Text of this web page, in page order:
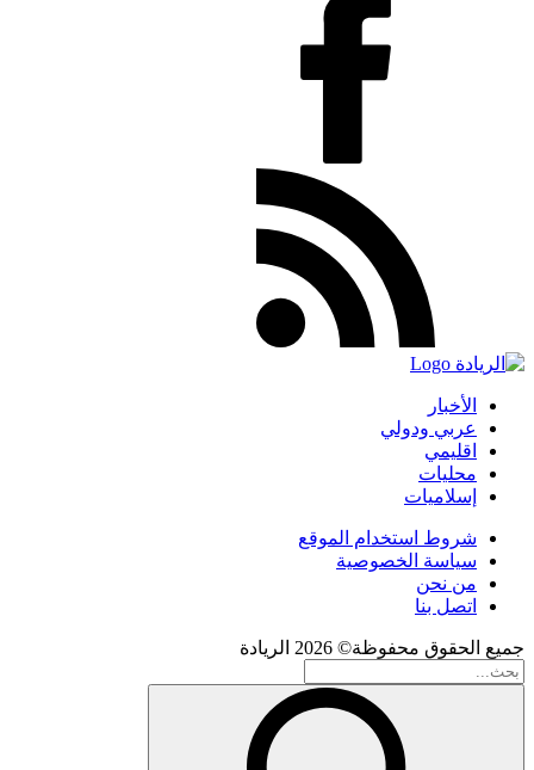
الأخبار
عربي ودولي
اقليمي
محليات
إسلاميات
شروط استخدام الموقع
سياسة الخصوصية
من نحن
اتصل بنا
جميع الحقوق محفوظة© 2026 الريادة